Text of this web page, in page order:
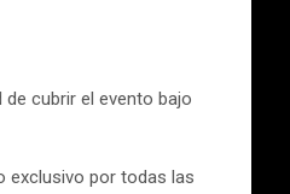
cubrir el evento bajo
exclusivo por todas las